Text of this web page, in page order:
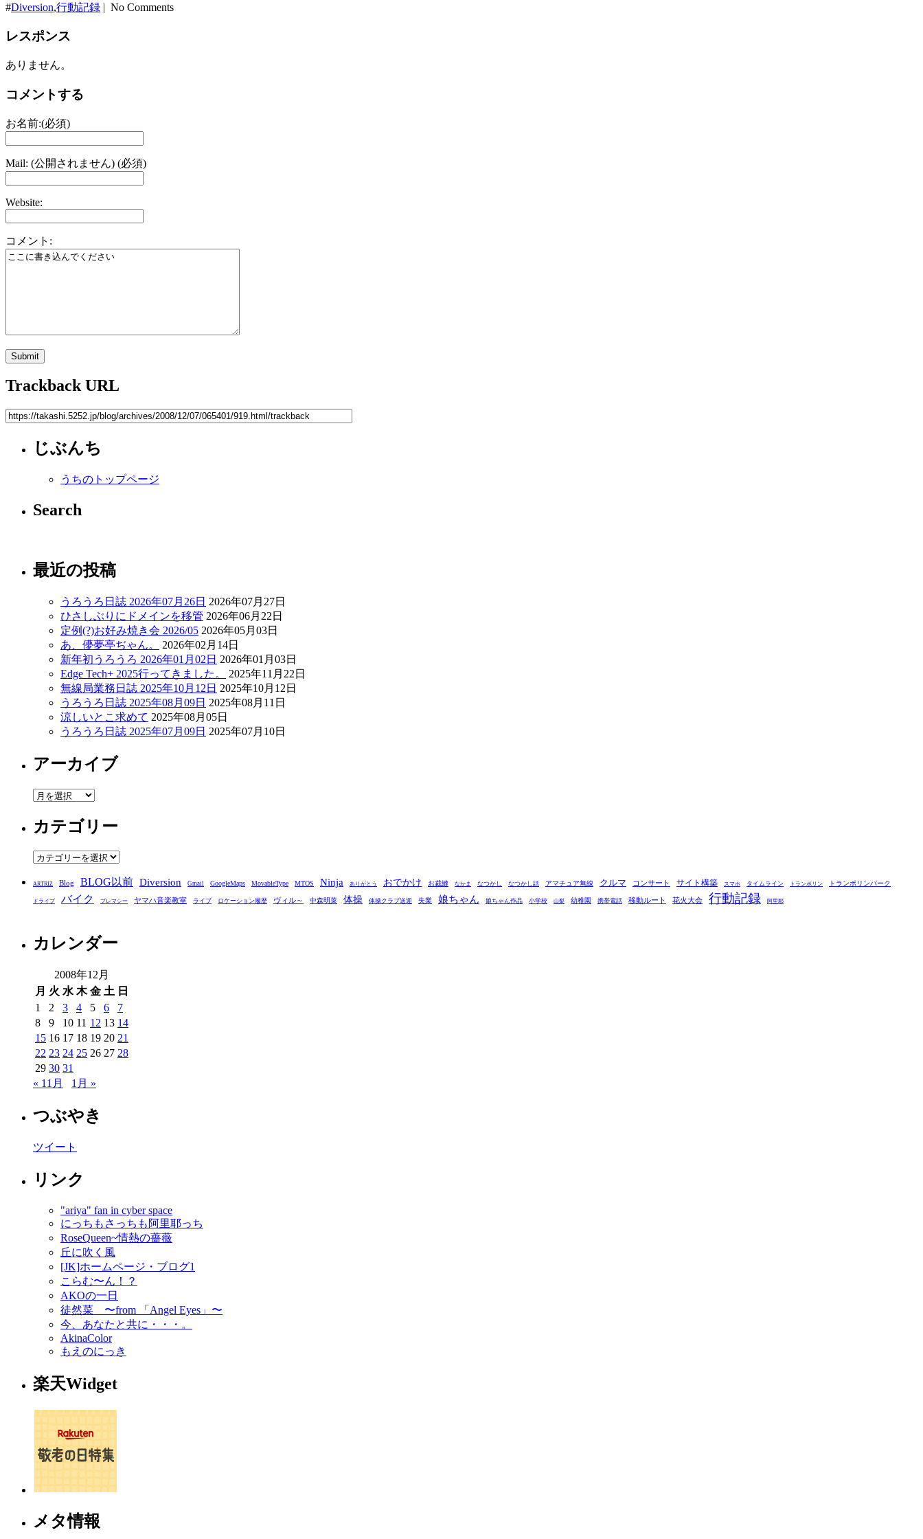
#Diversion,行動記録 | No Comments
レスポンス
ありません。
コメントする
お名前:(必須)
Mail: (公開されません) (必須)
Website:
コメント:
Trackback URL
じぶんち
うちのトップページ
Search
最近の投稿
うろうろ日誌 2026年07月26日 2026年07月27日
ひさしぶりにドメインを移管 2026年06月22日
定例(?)お好み焼き会 2026/05 2026年05月03日
あ、儚夢亭ぢゃん。
2026年02月14日
新年初うろうろ 2026年01月02日 2026年01月03日
Edge Tech+ 2025行ってきました。
2025年11月22日
無線局業務日誌 2025年10月12日 2025年10月12日
うろうろ日誌 2025年08月09日 2025年08月11日
涼しいとこ求めて 2025年08月05日
うろうろ日誌 2025年07月09日 2025年07月10日
アーカイブ
ア
カ
イ
ブ
カテゴリー
カ
ゴ
リ
ARTRIZ Blog BLOG以前 Diversion Gmail GoogleMaps MovableType MTOS Ninja ありがとう おでかけ お裁縫 なかま なつかし なつかし話 アマチュア無線 クルマ コンサート サイト構築 スマホ タイムライン トランポリン トランポリンパーク
ドライブ バイク プレマシー ヤマハ音楽教室 ライブ ロケーション履歴 ヴィル～ 中森明菜 体操 体操クラブ送迎 失業 娘ちゃん 娘ちゃん作品 小学校 山梨 幼稚園 携帯電話 移動ルート 花火大会 行動記録 阿里耶
カレンダー
2008年12月
月 火 水 木 金 土 日
1
2 3 4 5 6
7
8
9 10 11 12 13 14
15 16 17 18 19 20 21
22 23 24 25 26 27 28
29 30 31
« 11月
1月 »
つぶやき
ツイート
リンク
"ariya" fan in cyber space
にっちもさっちも阿里耶っち
RoseQueen~情熱の薔薇
丘に吹く風
[JK]ホームページ・ブログ1
こらむ〜ん！？
AKOの一日
徒然菜 〜from 「Angel Eyes」〜
今、あなたと共に・・・。
AkinaColor
もえのにっき
楽天Widget
メタ情報